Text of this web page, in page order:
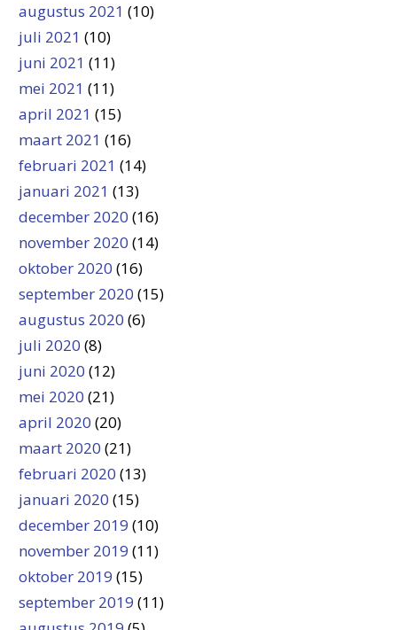
augustus 2021 (10)
juli 2021 (10)
juni 2021 (11)
mei 2021 (11)
april 2021 (15)
maart 2021 (16)
februari 2021 (14)
januari 2021 (13)
december 2020 (16)
november 2020 (14)
oktober 2020 (16)
september 2020 (15)
augustus 2020 (6)
juli 2020 (8)
juni 2020 (12)
mei 2020 (21)
april 2020 (20)
maart 2020 (21)
februari 2020 (13)
januari 2020 (15)
december 2019 (10)
november 2019 (11)
oktober 2019 (15)
september 2019 (11)